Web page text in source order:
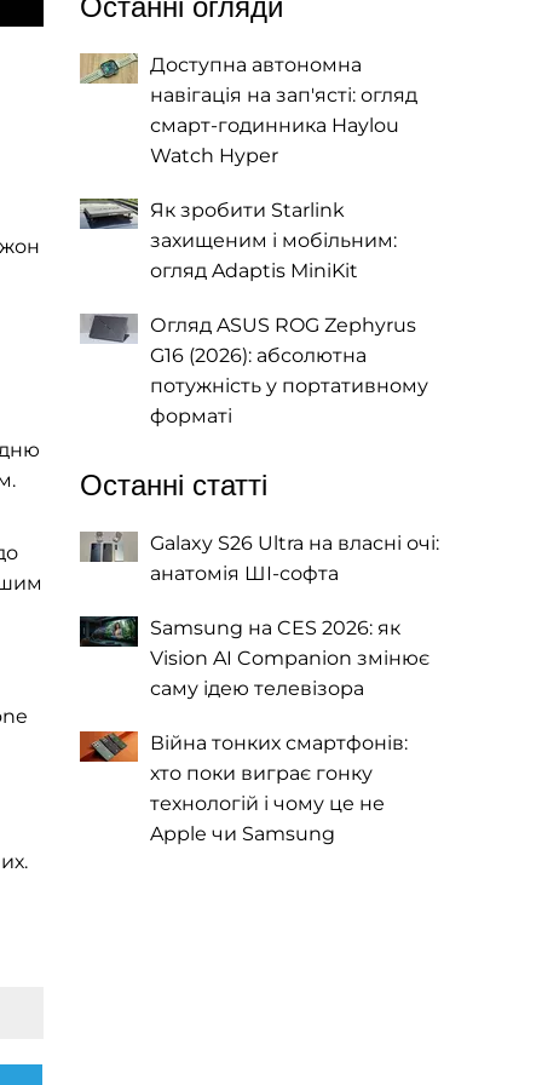
Останні огляди
Доступна автономна
навігація на зап'ясті: огляд
смарт-годинника Haylou
Watch Hyper
Як зробити Starlink
захищеним і мобільним:
огляд Adaptis MiniKit
Огляд ASUS ROG Zephyrus
G16 (2026): абсолютна
потужність у портативному
форматі
Останні статті
Galaxy S26 Ultra на власні очі:
анатомія ШІ-софта
Samsung на CES 2026: як
Vision AI Companion змінює
саму ідею телевізора
Війна тонких смартфонів:
хто поки виграє гонку
технологій і чому це не
Apple чи Samsung